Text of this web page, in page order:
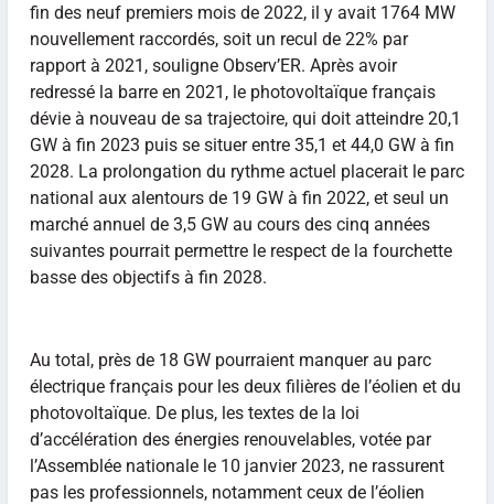
fin des neuf premiers mois de 2022, il y avait 1764 MW
nouvellement raccordés, soit un recul de 22% par
rapport à 2021, souligne Observ’ER. Après avoir
redressé la barre en 2021, le photovoltaïque français
dévie à nouveau de sa trajectoire, qui doit atteindre 20,1
GW à fin 2023 puis se situer entre 35,1 et 44,0 GW à fin
2028. La prolongation du rythme actuel placerait le parc
national aux alentours de 19 GW à fin 2022, et seul un
marché annuel de 3,5 GW au cours des cinq années
suivantes pourrait permettre le respect de la fourchette
basse des objectifs à fin 2028.
Au total, près de 18 GW pourraient manquer au parc
électrique français pour les deux filières de l’éolien et du
photovoltaïque. De plus, les textes de la loi
d’accélération des énergies renouvelables, votée par
l’Assemblée nationale le 10 janvier 2023, ne rassurent
pas les professionnels, notamment ceux de l’éolien